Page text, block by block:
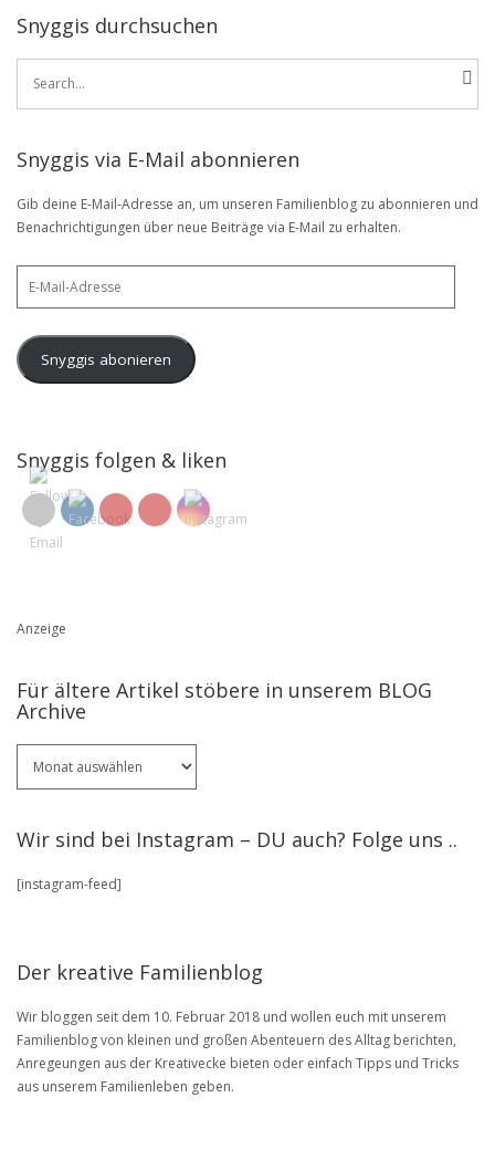
Snyggis durchsuchen
Search
Snyggis via E-Mail abonnieren
Gib deine E-Mail-Adresse an, um unseren Familienblog zu abonnieren und
Benachrichtigungen über neue Beiträge via E-Mail zu erhalten.
Snyggis abonieren
Snyggis folgen & liken
Anzeige
Für ältere Artikel stöbere in unserem BLOG
Archive
ältere
in
BLOG
Wir sind bei Instagram – DU auch? Folge uns ..
[instagram-feed]
Der kreative Familienblog
Wir bloggen seit dem 10. Februar 2018 und wollen euch mit unserem
Familienblog von kleinen und großen Abenteuern des Alltag berichten,
Anregeungen aus der Kreativecke bieten oder einfach Tipps und Tricks
aus unserem Familienleben geben.